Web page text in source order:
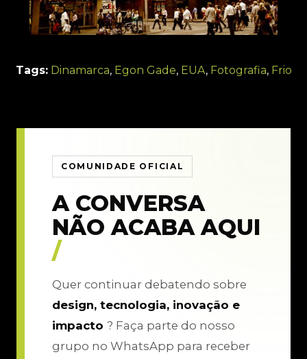
Tags: Dinamarca, Egon Gade, EUA, Fotografia, Frio
COMUNIDADE OFICIAL
A CONVERSA
NÃO ACABA AQUI
/
Quer continuar debatendo sobre
design, tecnologia, inovação e
impacto ? Faça parte do nosso
grupo no WhatsApp para receber